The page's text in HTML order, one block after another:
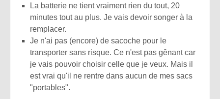
La batterie ne tient vraiment rien du tout, 20
minutes tout au plus. Je vais devoir songer à la
remplacer.
Je n'ai pas (encore) de sacoche pour le
transporter sans risque. Ce n'est pas gênant car
je vais pouvoir choisir celle que je veux. Mais il
est vrai qu'il ne rentre dans aucun de mes sacs
"portables".